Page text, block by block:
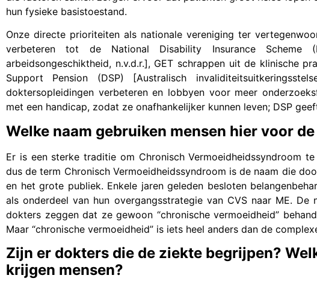
hun fysieke basistoestand.
Onze directe prioriteiten als nationale vereniging ter
verbeteren tot de National Disability Insurance Scheme
arbeidsongeschiktheid, n.v.d.r.], GET schrappen uit de klinische
Support Pension (DSP) [Australisch
doktersopleidingen verbeteren en lobbyen voor meer
met een handicap, zodat ze onafhankelijker kunnen leven; DSP
Welke naam gebruiken mensen hier voor
Er is een sterke traditie om Chronisch Vermoeidheidssyndroom
dus de term Chronisch Vermoeidheidssyndroom is de naam die
en het grote publiek. Enkele jaren geleden besloten
als onderdeel van hun overgangsstrategie van CVS naar ME.
dokters zeggen dat ze gewoon “chronische vermoeidheid”
Maar “chronische vermoeidheid” is iets heel anders dan de
Zijn er dokters die de ziekte begrijpen?
krijgen mensen?